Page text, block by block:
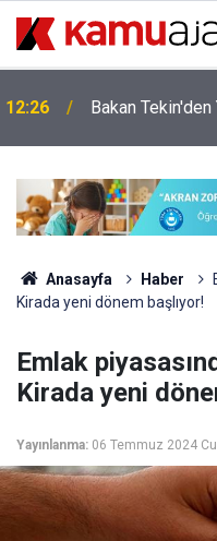
12:26 Bakan
Anasayfa Haber
Kirada yeni dönem başlıyor!
Emlak
Kirada yeni
Yayınlanma: 06 Temmuz 2024